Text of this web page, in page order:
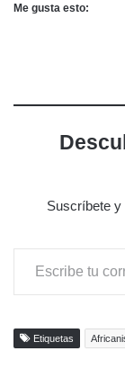
Me gusta esto:
Suscríbete y
Escribe tu correo electrónico…
Etiquetas